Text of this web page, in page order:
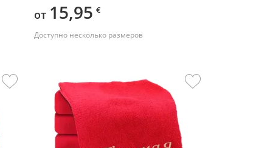
от 15,95 €
Доступно несколько размеров